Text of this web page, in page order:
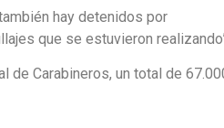
hay detenidos por
que se estuvieron
de Carabineros, un total de